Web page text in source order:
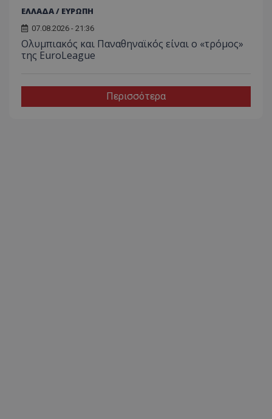
ΕΛΛΑΔΑ / ΕΥΡΩΠΗ
07.08.2026 - 21:36
Ολυμπιακός και Παναθηναϊκός είναι ο «τρόμος»
της EuroLeague
Περισσότερα